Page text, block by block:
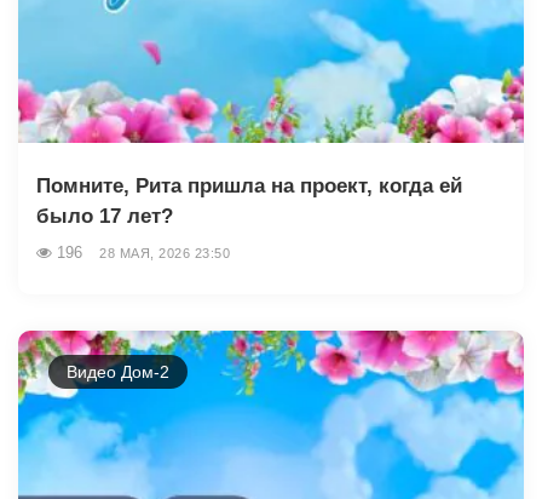
Помните, Рита пришла на проект, когда ей
было 17 лет?
196 28 МАЯ, 2026 23:50
Видео Дом-2